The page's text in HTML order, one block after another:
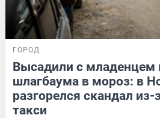
ГОРОД
Высадили с младенцем
шлагбаума в мороз: в
разгорелся скандал из-
такси